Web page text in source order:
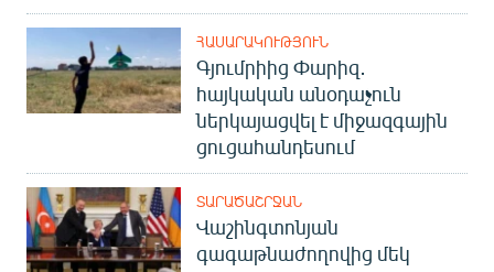
ՀԱՍԱՐԱԿՈՒԹՅՈՒՆ
Գյումրիից Փարիզ․
հայկական անօդաչուն
ներկայացվել է միջազգային
ցուցահանդեսում
ՏԱՐԱԾԱՇՐՋԱՆ
Վաշինգտոնյան
գագաթնաժողովից մեկ